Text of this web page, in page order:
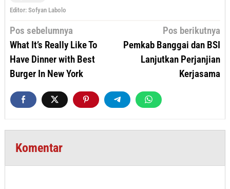
Editor: Sofyan Labolo
Navigasi
pos
Pos sebelumnya
What It’s Really Like To
Have Dinner with Best
Burger In New York
Pos berikutnya
Pemkab Banggai dan BSI
Lanjutkan Perjanjian
Kerjasama
Komentar